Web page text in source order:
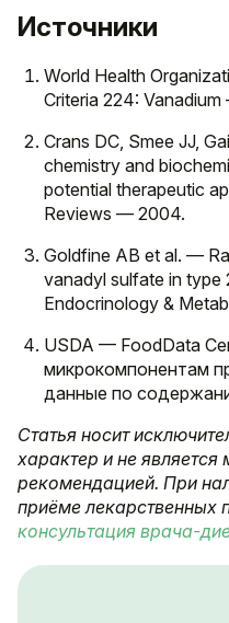
Источники
World Health
Criteria 224:
Crans DC, Smee JJ,
chemistry and
potential therapeutic
Reviews — 2004.
Goldfine AB et al. —
vanadyl sulfate in
Endocrinology &
USDA — FoodData
микрокомпонентам
данные по
Статья носит
характер и не является
рекомендацией. При
приёме лекарственных
консультация врача-